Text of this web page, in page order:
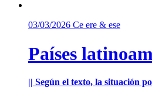
03/03/2026 Ce ere & ese
Países
|| Según el texto, la situación